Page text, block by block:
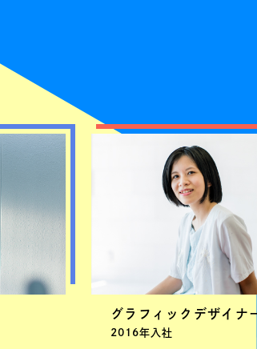
グラフィックデザイナ
2016年入社